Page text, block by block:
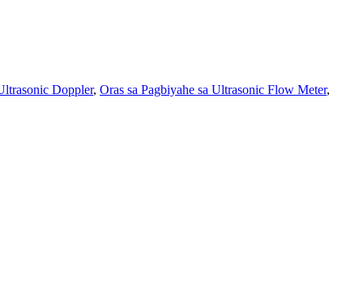
Doppler, Oras sa Pagbiyahe sa Ultrasonic Flow Meter,